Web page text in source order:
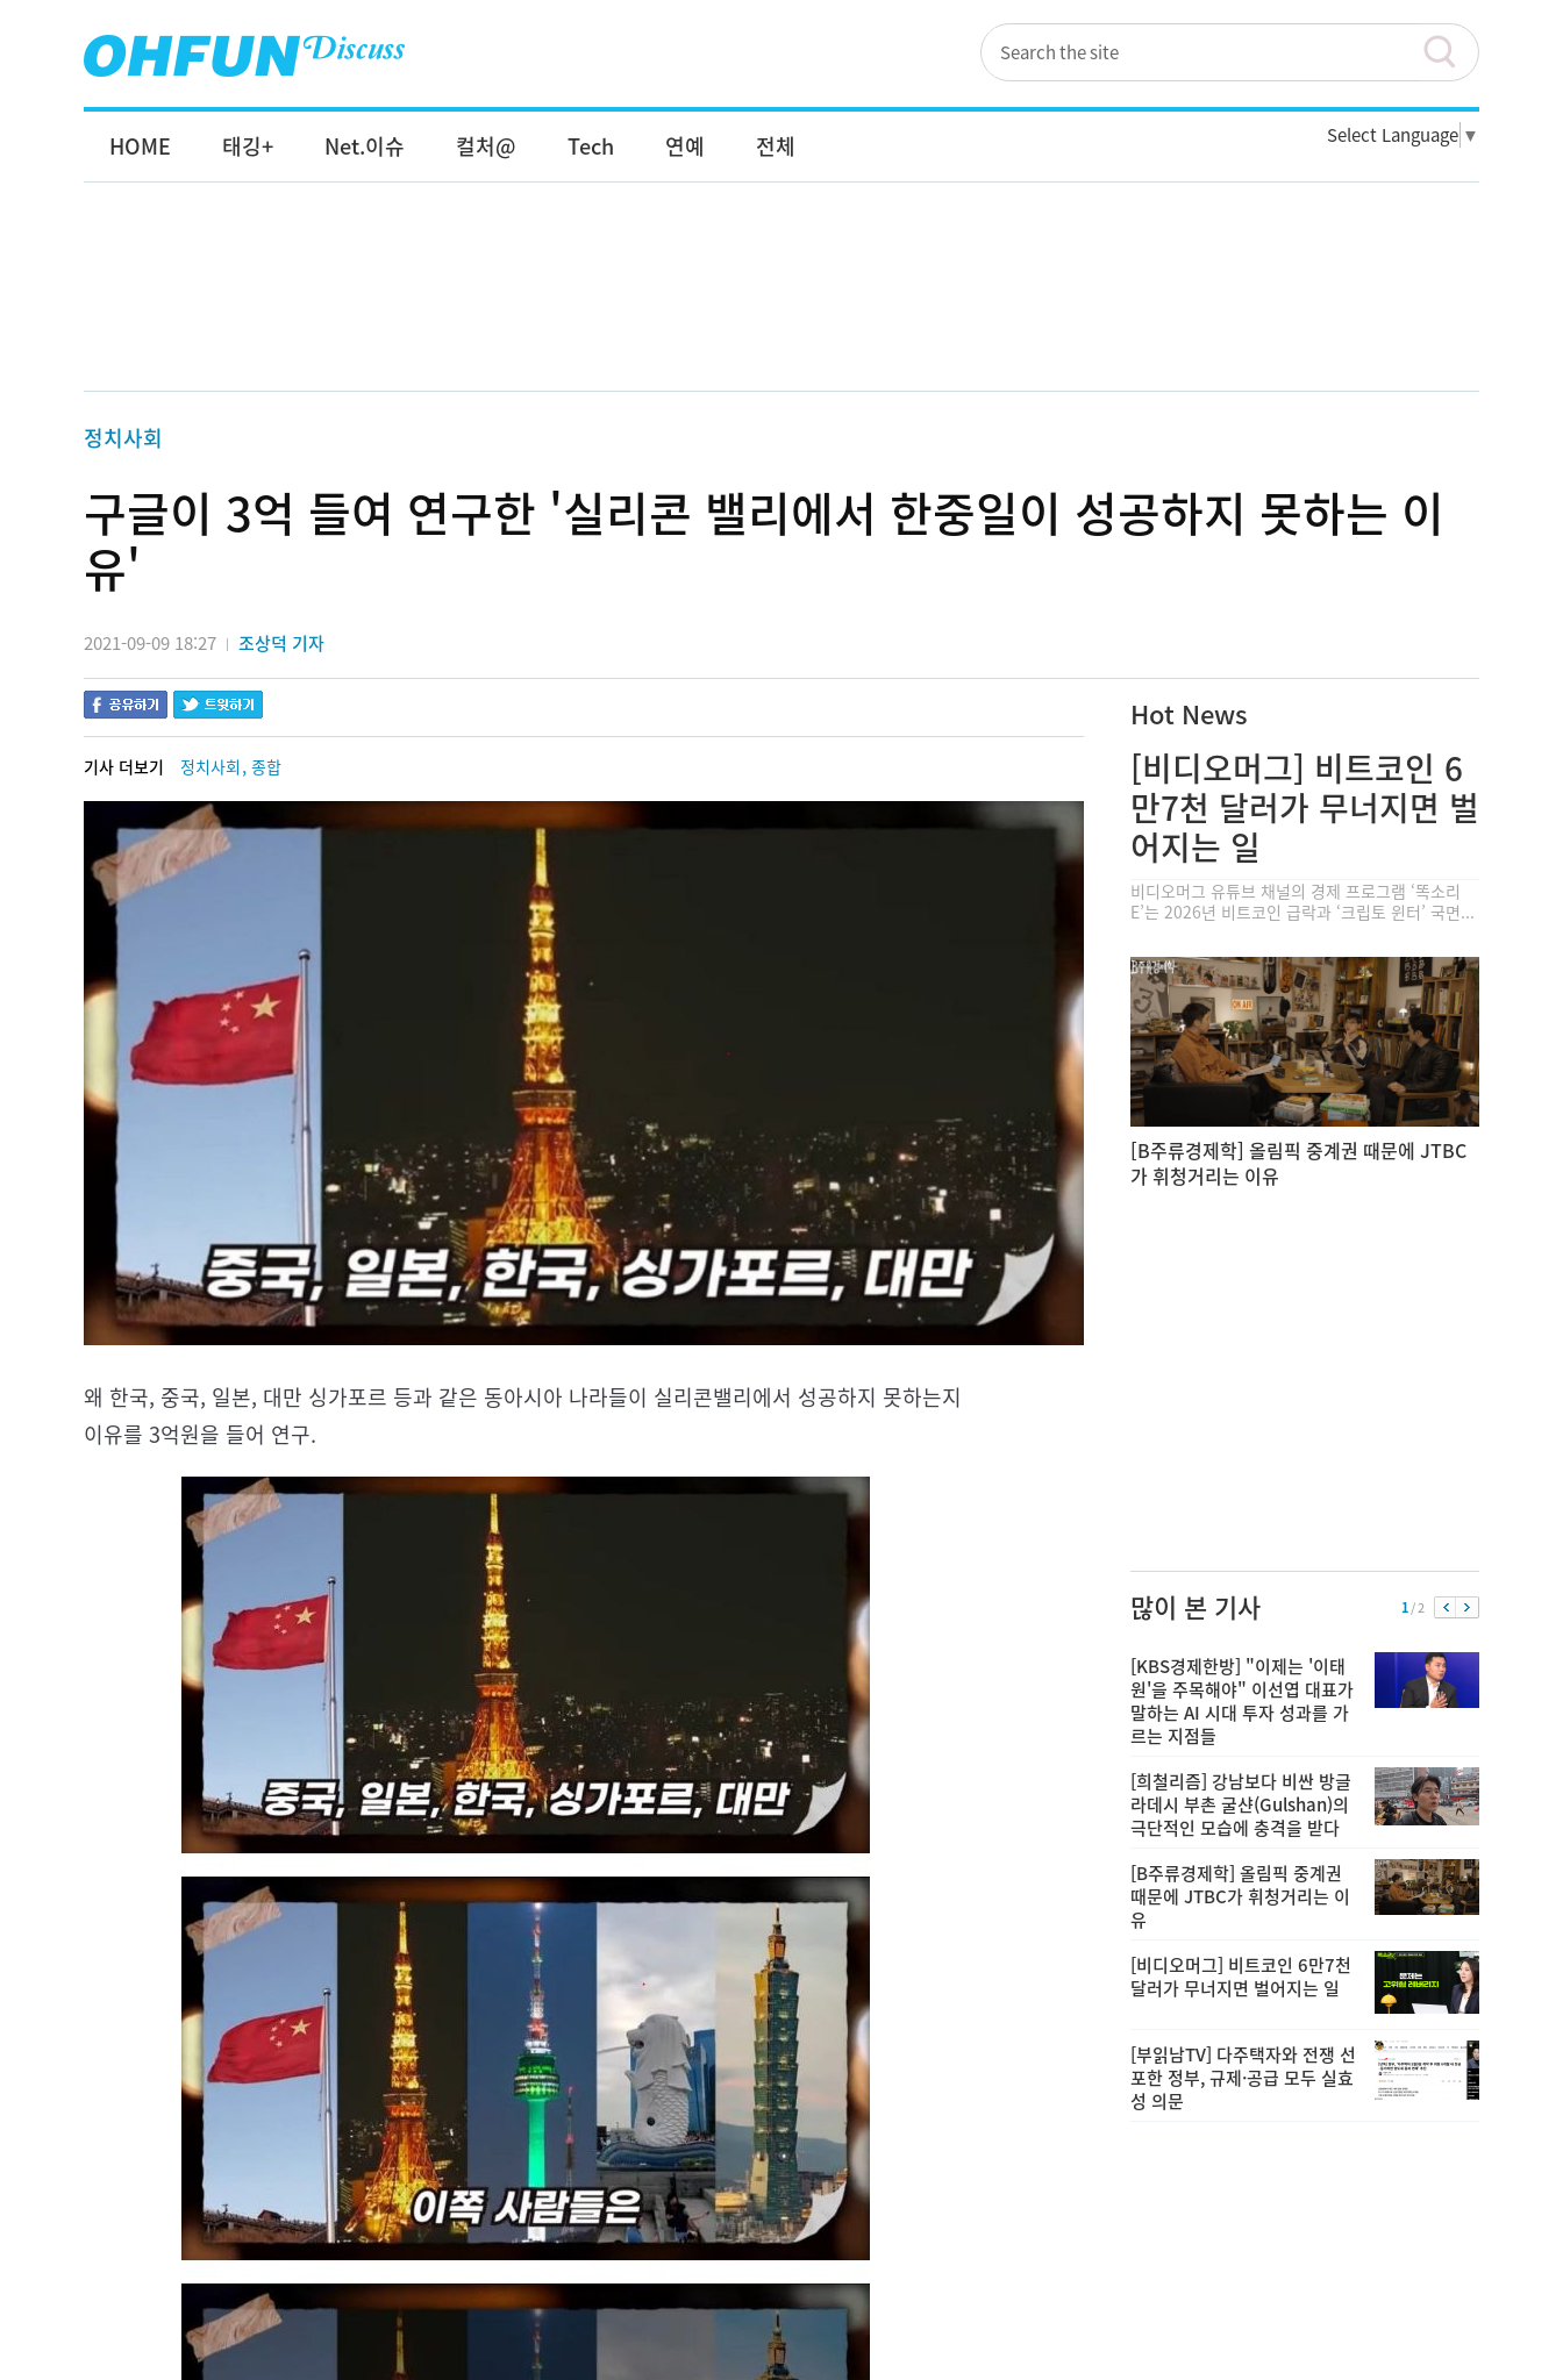
HOME 태깅+ Net.이슈 컬처@ Tech 연예 전체 Select Language ▼
정치사회
구글이 3억 들여 연구한 '실리콘 밸리에서 한중일이 성공하지 못하는 이
유'
2021-09-09 18:27 | 조상덕 기자
기사 더보기 정치사회, 종합
왜 한국, 중국, 일본, 대만 싱가포르 등과 같은 동아시아 나라들이 실리콘밸리에서 성공하지 못하는지
이유를 3억원을 들어 연구.
Hot News
[비디오머그] 비트코인 6
만7천 달러가 무너지면 벌
어지는 일
비디오머그 유튜브 채널의 경제 프로그램 ‘똑소리
E’는 2026년 비트코인 급락과 ‘크립토 윈터’ 국면...
[B주류경제학] 올림픽 중계권 때문에 JTBC
가 휘청거리는 이유
많이 본 기사 1/ 2
[KBS경제한방] "이제는 '이태
원'을 주목해야" 이선엽 대표가
말하는 AI 시대 투자 성과를 가
르는 지점들
[희철리즘] 강남보다 비싼 방글
라데시 부촌 굴샨(Gulshan)의
극단적인 모습에 충격을 받다
[B주류경제학] 올림픽 중계권
때문에 JTBC가 휘청거리는 이
유
[비디오머그] 비트코인 6만7천
달러가 무너지면 벌어지는 일
[부읽남TV] 다주택자와 전쟁 선
포한 정부, 규제·공급 모두 실효
성 의문